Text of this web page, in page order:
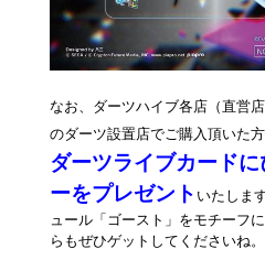
なお、ダーツハイブ各店（直営
のダーツ設置店でご購入頂いた方
ダーツライブカード
ーをプレゼント いたしま
ュール「ゴースト」をモチーフ
らもぜひゲットしてくださいね。